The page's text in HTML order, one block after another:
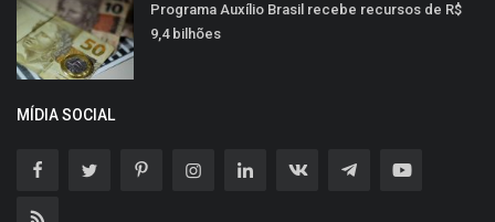
Programa Auxílio Brasil recebe recursos de R$
9,4 bilhões
MÍDIA SOCIAL